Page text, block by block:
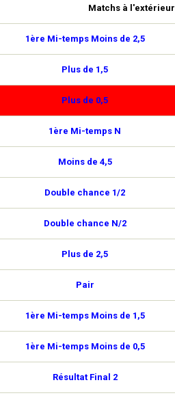
Matchs à l'extérieur
1ère Mi-temps Moins de 2,5
Plus de 1,5
Plus de 0,5
1ère Mi-temps N
Moins de 4,5
Double chance 1/2
Double chance N/2
Plus de 2,5
Pair
1ère Mi-temps Moins de 1,5
1ère Mi-temps Moins de 0,5
Résultat Final 2